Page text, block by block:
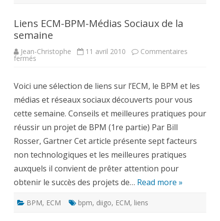
Liens ECM-BPM-Médias Sociaux de la
semaine
Jean-Christophe 11 avril 2010 Commentaires
fermés
Médias
Sociaux
de
la
semaine
Voici une sélection de liens sur l’ECM, le BPM et les
médias et réseaux sociaux découverts pour vous
cette semaine. Conseils et meilleures pratiques pour
réussir un projet de BPM (1re partie) Par Bill
Rosser, Gartner Cet article présente sept facteurs
non technologiques et les meilleures pratiques
auxquels il convient de prêter attention pour
obtenir le succès des projets de… Read more »
BPM, ECM bpm, diigo, ECM, liens